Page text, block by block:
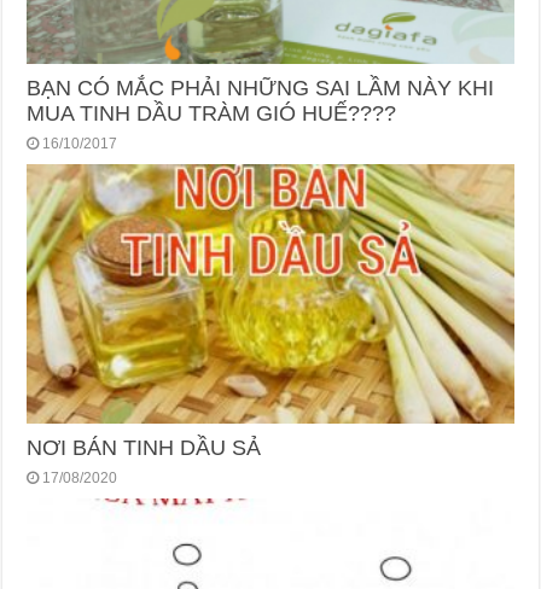
BẠN CÓ MẮC PHẢI NHỮNG SAI LẦM NÀY KHI
MUA TINH DẦU TRÀM GIÓ HUẾ????
16/10/2017
NƠI BÁN TINH DẦU SẢ
17/08/2020